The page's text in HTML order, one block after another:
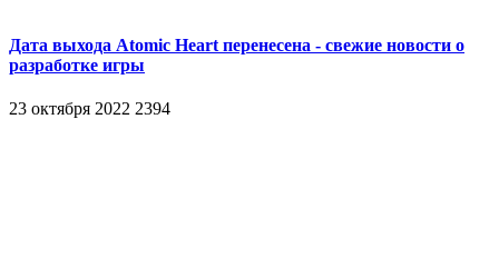
Дата выхода Atomic Heart перенесена - свежие новости о
разработке игры
23 октября 2022 2394